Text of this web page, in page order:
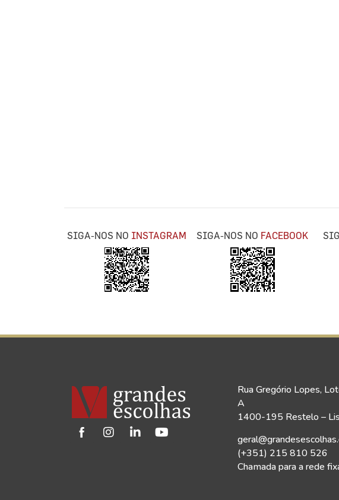
SIGA-NOS NO INSTAGRAM SIGA-NOS NO FACEBOOK
Rua Gregório Lopes,
A
1400-195 Restelo –
(+351) 215 810 526
Chamada para a rede